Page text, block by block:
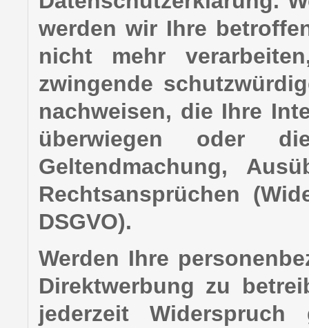
werden wir Ihre
nicht mehr
zwingende
nachweisen, die Ihre
überwiegen oder
Geltendmachung,
Rechtsansprüchen
DSGVO).
Werden Ihre
Direktwerbung zu
jederzeit